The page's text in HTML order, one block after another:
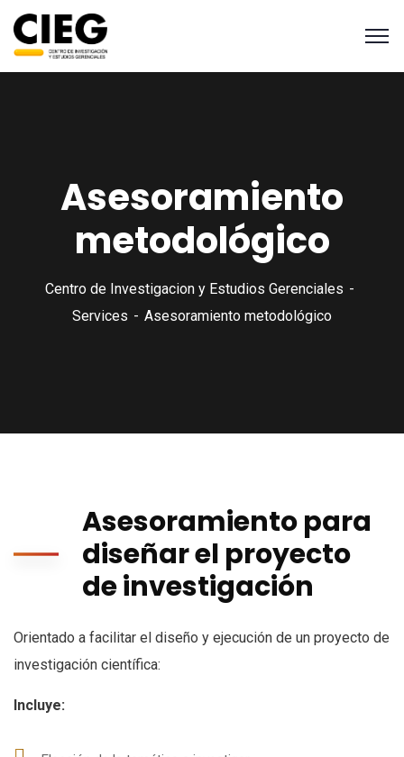
Asesoramiento
metodológico
Centro de Investigacion y Estudios Gerenciales
Services
Asesoramiento metodológico
Asesoramiento para
diseñar el proyecto
de investigación
Orientado a facilitar el diseño y ejecución de un proyecto de
investigación científica:
Incluye: